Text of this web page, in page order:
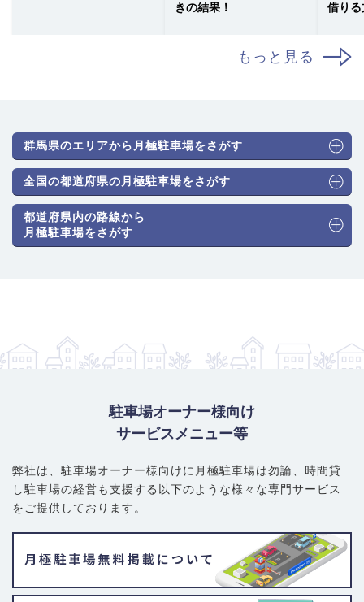
きの結果！
借りる
もっと見る
群馬県のエリアから月極駐車場をさがす
全国の都道府県の月極駐車場をさがす
都道府県内の路線から
月極駐車場をさがす
駐車場オーナー様向け
サービスメニュー等
弊社は、駐車場オーナー様向けに月極駐車場は勿論、 時間貸
し駐車場の経営も支援する以下のような様々な専門サービス
をご提供しております。